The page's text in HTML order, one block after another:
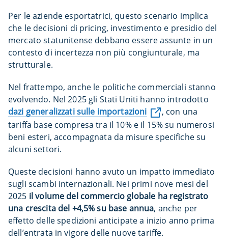
Per le aziende esportatrici, questo scenario implica
che le decisioni di pricing, investimento e presidio del
mercato statunitense debbano essere assunte in un
contesto di incertezza non più congiunturale, ma
strutturale.
Nel frattempo, anche le politiche commerciali stanno
evolvendo. Nel 2025 gli Stati Uniti hanno introdotto
dazi generalizzati sulle importazioni
, con una
tariffa base compresa tra il 10% e il 15% su numerosi
beni esteri, accompagnata da misure specifiche su
alcuni settori.
Queste decisioni hanno avuto un impatto immediato
sugli scambi internazionali. Nei primi nove mesi del
2025 il volume del commercio globale ha registrato
una crescita del +4,5% su base annua, anche per
effetto delle spedizioni anticipate a inizio anno prima
dell’entrata in vigore delle nuove tariffe.